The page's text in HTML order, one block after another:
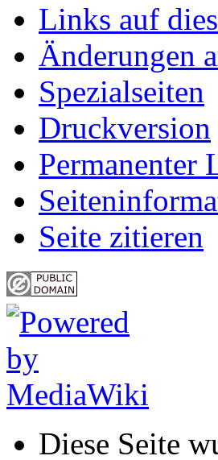
Links auf
Änderungen
Spezialseiten
Druckversion
Permanenter
Seite zitieren
Diese Seite